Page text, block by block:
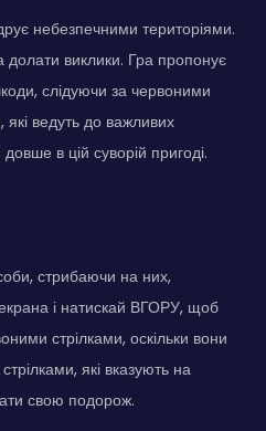
небезпечними територіями.
долати виклики. Гра пропонує
слідуючи за червоними
які ведуть до важливих
в цій суворій пригоді.
стрибаючи на них,
і натискай ВГОРУ, щоб
стрілками, оскільки вони
які вказують на
свою подорож.